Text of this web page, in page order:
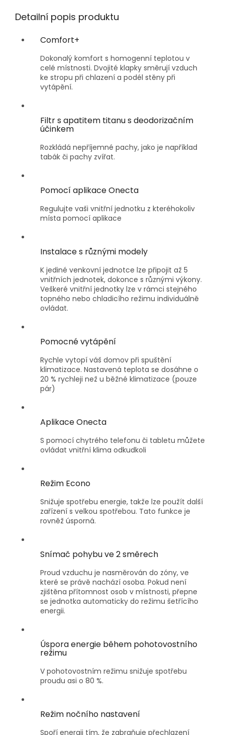
Detailní popis produktu
Comfort+
Dokonalý komfort s homogenní teplotou v
celé místnosti. Dvojité klapky směrují vzduch
ke stropu při chlazení a podél stěny při
vytápění.
Filtr s apatitem titanu s deodorizačním
účinkem
Rozkládá nepříjemné pachy, jako je například
tabák či pachy zvířat.
Pomocí aplikace Onecta
Regulujte vaši vnitřní jednotku z kteréhokoliv
místa pomocí aplikace
Instalace s různými modely
K jediné venkovní jednotce lze připojit až 5
vnitřních jednotek, dokonce s různými výkony.
Veškeré vnitřní jednotky lze v rámci stejného
topného nebo chladicího režimu individuálně
ovládat.
Pomocné vytápění
Rychle vytopí váš domov při spuštění
klimatizace. Nastavená teplota se dosáhne o
20 % rychleji než u běžné klimatizace (pouze
pár)
Aplikace Onecta
S pomocí chytrého telefonu či tabletu můžete
ovládat vnitřní klima odkudkoli
Režim Econo
Snižuje spotřebu energie, takže lze použít další
zařízení s velkou spotřebou. Tato funkce je
rovněž úsporná.
Snímač pohybu ve 2 směrech
Proud vzduchu je nasměrován do zóny, ve
které se právě nachází osoba. Pokud není
zjištěna přítomnost osob v místnosti, přepne
se jednotka automaticky do režimu šetřícího
energii.
Úspora energie během pohotovostního
režimu
V pohotovostním režimu snižuje spotřebu
proudu asi o 80 %.
Režim nočního nastavení
Spoří energii tím, že zabraňuje přechlazení